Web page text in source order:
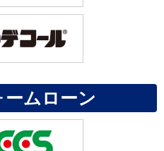
ムローン